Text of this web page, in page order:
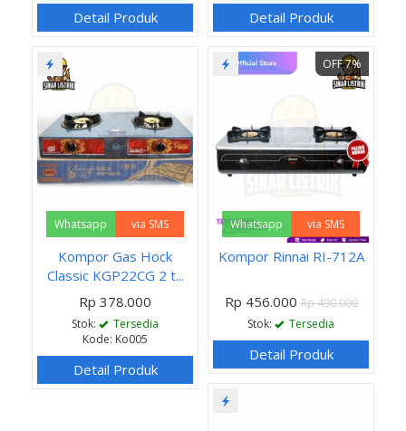
Detail Produk Detail Produk
Whatsapp via SMS
Kompor Gas Hock
Classic KGP22CG 2 t...
Rp 378.000
Stok:
Tersedia
Kode: Ko005
Detail Produk
OFF 7%
Whatsapp via SMS
Kompor Rinnai RI-712A
Rp 456.000Rp 490.000
Stok:
Tersedia
Detail Produk